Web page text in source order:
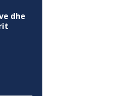
dhe